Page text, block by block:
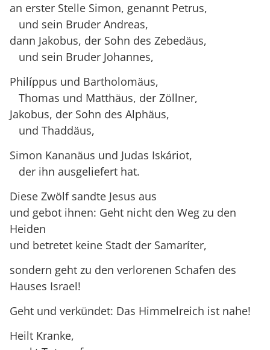
an erster Stelle Simon, genannt Petrus,
und sein Bruder Andreas,
dann Jakobus, der Sohn des Zebedäus,
und sein Bruder Johannes,
Philíppus und Bartholomäus,
Thomas und Matthäus, der Zöllner,
Jakobus, der Sohn des Alphäus,
und Thaddäus,
Simon Kananäus und Judas Iskáriot,
der ihn ausgeliefert hat.
Diese Zwölf sandte Jesus aus
und gebot ihnen: Geht nicht den Weg zu den
Heiden
und betretet keine Stadt der Samaríter,
sondern geht zu den verlorenen Schafen des
Hauses Israel!
Geht und verkündet: Das Himmelreich ist nahe!
Heilt Kranke,